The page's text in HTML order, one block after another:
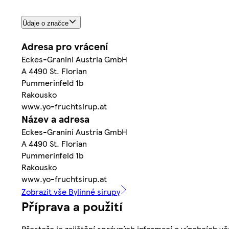
Údaje o značce
Adresa pro vrácení
Eckes-Granini Austria GmbH
A 4490 St. Florian
Pummerinfeld 1b
Rakousko
www.yo-fruchtsirup.at
Název a adresa
Eckes-Granini Austria GmbH
A 4490 St. Florian
Pummerinfeld 1b
Rakousko
www.yo-fruchtsirup.at
Zobrazit vše Bylinné sirupy
Příprava a použití